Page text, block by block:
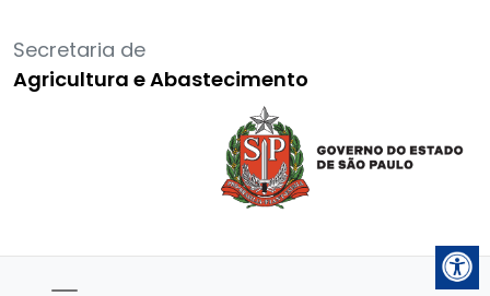
Secretaria de
Agricultura e Abastecimento